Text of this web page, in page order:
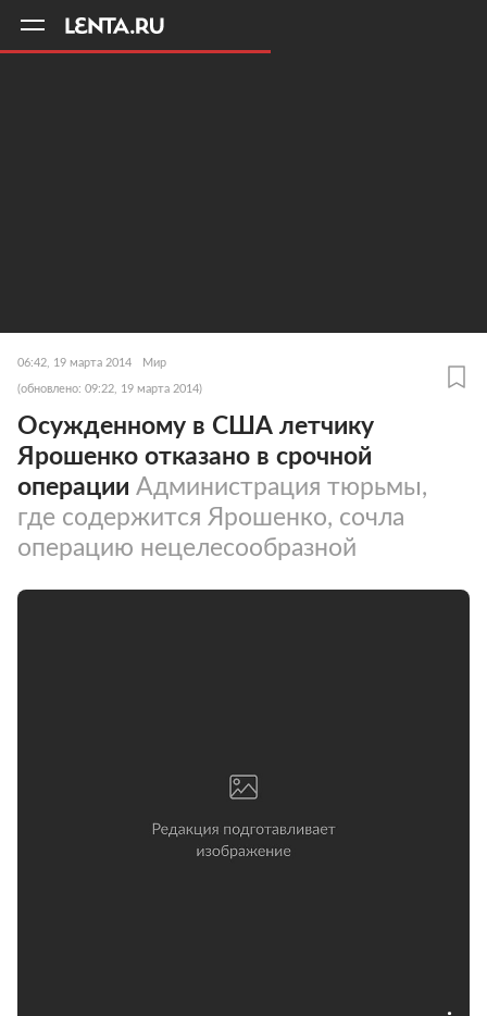
06:42, 19 марта 2014 Мир
(обновлено: 09:22, 19 марта 2014)
Осужденному в США летчику
Ярошенко отказано в срочной
операции Администрация тюрьмы,
где содержится Ярошенко, сочла
операцию нецелесообразной